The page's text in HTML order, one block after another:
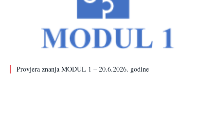
Provjera znanja MODUL 1 – 20.6.2026. godine